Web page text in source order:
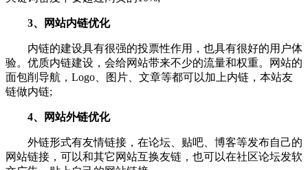
3、网站内链优化
内链的建设具有很强的投票性作用，也具有很好的用户体
验。优质内链建设，会给网站带来不少的流量和权重。网站的
面包削导航，Logo、图片、文章等都可以加上内链，本站友
链做内链;
4、网站外链优化
外链形式有友情链接，在论坛、贴吧、博客等发布自己的
网站链接，可以和其它网站互换友链，也可以在社区论坛发软